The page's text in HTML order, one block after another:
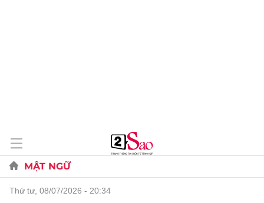
MẬT NGỮ
thứ tư, 08/07/2026 - 20:34